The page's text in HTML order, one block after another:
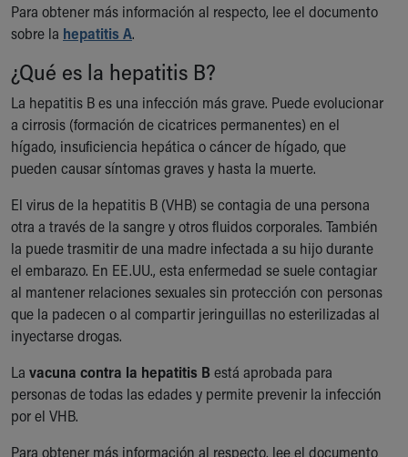
Financial Services
Rest Accommodations
Gift Shop
Department of Public Safety
Health Info
Health Information
Healthy Info, Healthy Kids
KidsHealth Topics
Family Library
Educational Resources
Injury Prevention
Medical Records
Symptom Checker
Skip to main content
Para obtener más información al respecto, lee el documento
sobre la hepatitis A.
¿Qué es la hepatitis B?
La hepatitis B es una infección más grave. Puede evolucionar
a cirrosis (formación de cicatrices permanentes) en el
hígado, insuficiencia hepática o cáncer de hígado, que
pueden causar síntomas graves y hasta la muerte.
El virus de la hepatitis B (VHB) se contagia de una persona
otra a través de la sangre y otros fluidos corporales. También
la puede trasmitir de una madre infectada a su hijo durante
el embarazo. En EE.UU., esta enfermedad se suele contagiar
al mantener relaciones sexuales sin protección con personas
que la padecen o al compartir jeringuillas no esterilizadas al
inyectarse drogas.
La vacuna contra la hepatitis Bestá aprobada para
personas de todas las edades y permite prevenir la infección
por el VHB.
Para obtener más información al respecto, lee el documento